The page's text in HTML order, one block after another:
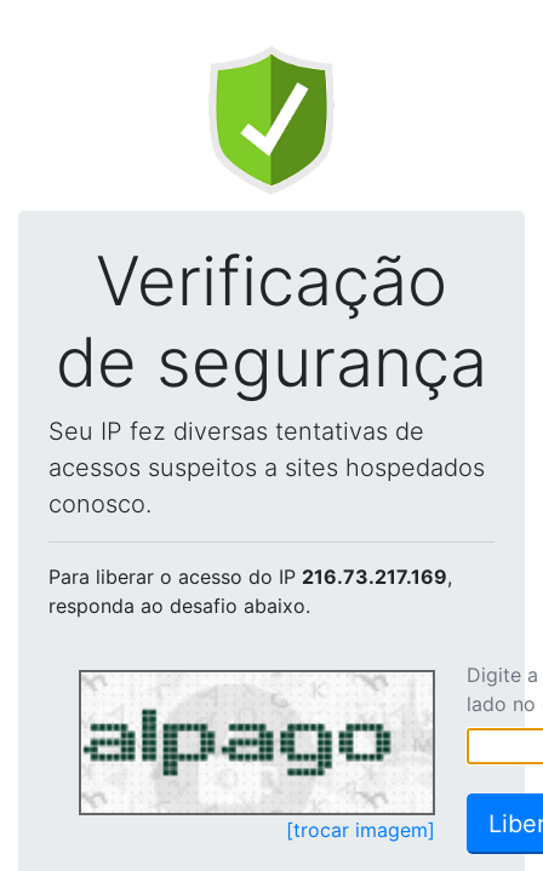
Verificação
de segurança
Seu IP fez diversas tentativas de
acessos suspeitos a sites hospedados
conosco.
Para liberar o acesso do IP 216.73.217.169,
responda ao desafio abaixo.
[trocar imagem]
Digite
lado no